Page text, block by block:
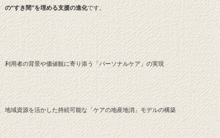
の“すき間”を埋める支援の進化です。
利用者の背景や価値観に寄り添う「パーソナルケア」の実現
地域資源を活かした持続可能な「ケアの地産地消」モデルの構築